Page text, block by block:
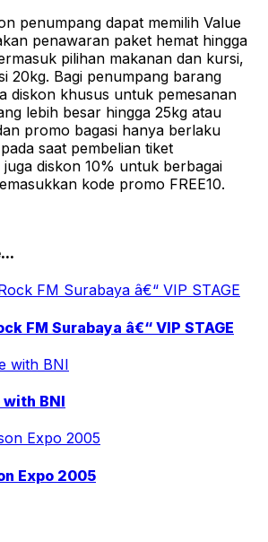
penumpang dapat memilih Value
penawaran paket hemat hingga
pilihan makanan dan kursi,
20kg. Bagi penumpang barang
diskon khusus untuk pemesanan
lebih besar hingga 25kg atau
promo bagasi hanya berlaku
saat pembelian tiket
diskon 10% untuk berbagai
kode promo FREE10.
FM Surabaya â€“ VIP STAGE
BNI
Expo 2005